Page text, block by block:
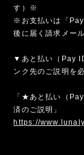
す）※
※お支払いは「Pay
後に届く請求メー
▼あと払い（Pay
ンク先のご説明を
「★あと払い（
済のご説明」
https://